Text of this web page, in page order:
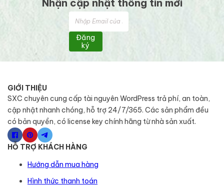
Nhận cập nhật thông tin mới
Đăng
ký
GIỚI THIỆU
SXC chuyên cung cấp tài nguyên WordPress trả phí, an toàn,
cập nhật nhanh chóng, hỗ trợ 24/7/365. Các sản phẩm đều
có bản quyền, có license key chính hãng từ nhà sản xuất.
HỖ TRỢ KHÁCH HÀNG
Hướng dẫn mua hàng
Hình thức thanh toán